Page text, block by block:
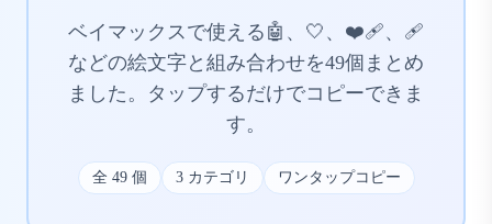
ベイマックスで使える🤖、🤍、❤️‍🩹、🩹
などの絵文字と組み合わせを49個まとめ
ました。タップするだけでコピーできま
す。
全 49個 3カテゴリ ワンタップコピー